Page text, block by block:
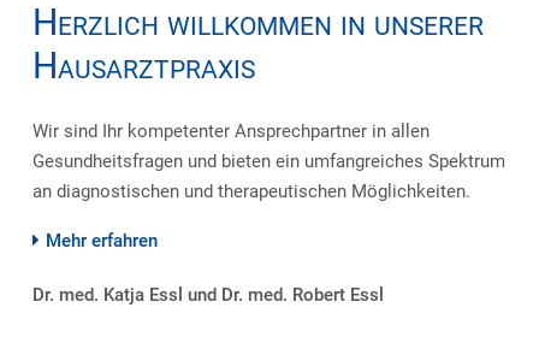
Herzlich willkommen in unserer
Hausarztpraxis
Wir sind Ihr kompetenter Ansprechpartner in allen
Gesundheitsfragen und bieten ein umfangreiches Spektrum
an diagnostischen und therapeutischen Möglichkeiten.
Mehr erfahren
Dr. med. Katja Essl und Dr. med. Robert Essl